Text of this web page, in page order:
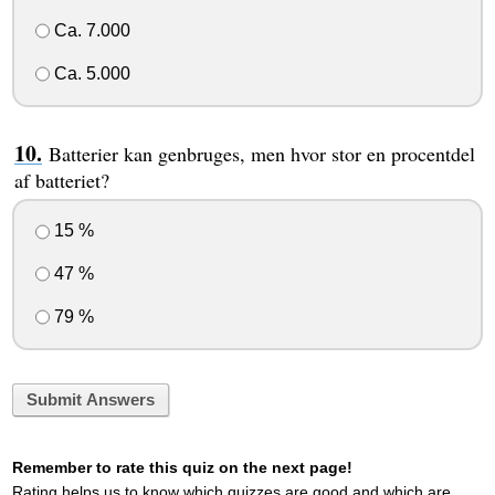
Ca. 7.000
Ca. 5.000
Batterier kan genbruges, men hvor stor en procentdel
af batteriet?
15 %
47 %
79 %
Submit Answers
Remember to rate this quiz on the next page!